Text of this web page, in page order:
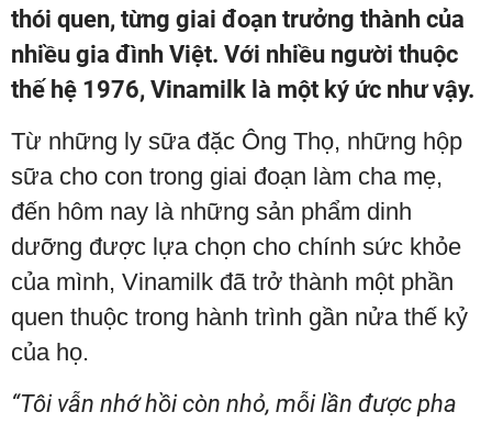
thói quen, từng giai đoạn trưởng thành của
nhiều gia đình Việt. Với nhiều người thuộc
thế hệ 1976, Vinamilk là một ký ức như vậy.
Từ những ly sữa đặc Ông Thọ, những hộp
sữa cho con trong giai đoạn làm cha mẹ,
đến hôm nay là những sản phẩm dinh
dưỡng được lựa chọn cho chính sức khỏe
của mình, Vinamilk đã trở thành một phần
quen thuộc trong hành trình gần nửa thế kỷ
của họ.
“Tôi vẫn nhớ hồi còn nhỏ, mỗi lần được pha